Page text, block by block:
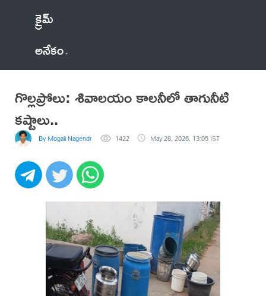
క్రైమ్
అనేకం
గొల్లప్రోలు: శివాలయం కాలనీలో తాగునీటి
కష్టాలు..
By Mogali Nagendra 1422 May 28, 2026, 13:05 IST